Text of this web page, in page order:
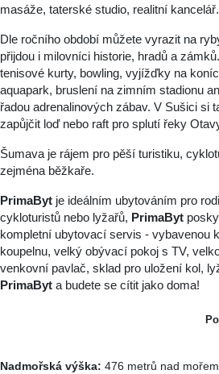
masáže, taterské studio, realitní kancelář.
Dle ročního období můžete vyrazit na
přijdou i milovníci historie, hradů a
tenisové kurty, bowling, vyjížďky na
aquapark, bruslení na zimním stadionu
řadou adrenalinových zábav. V Sušici si
zapůjčit loď nebo raft pro splutí řeky
Šumava je rájem pro pěší turistiku,
zejména běžkaře.
PrimaByt je ideálním ubytováním pro
cykloturistů nebo lyžařů, PrimaByt
kompletní ubytovací servis - vybavenou
koupelnu, velký obývací pokoj s TV,
venkovní pavlač, sklad pro uložení kol,
PrimaByt a budete se cítit jako doma!
Nadmořská výška: 476 metrů nad mořem